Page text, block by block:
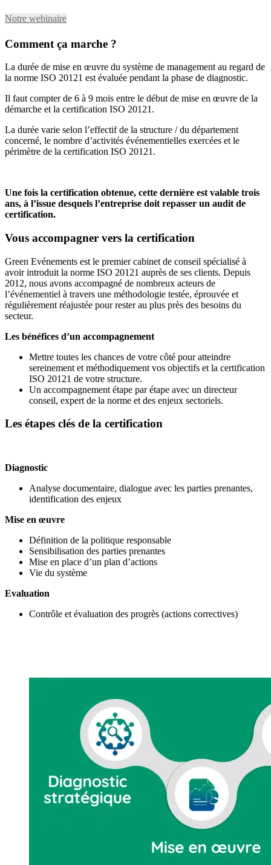
Notre webinaire
Comment ça marche ?
La durée de mise en œuvre du système de management au regard de
la norme ISO 20121 est évaluée pendant la phase de diagnostic.
Il faut compter de 6 à 9 mois entre le début de mise en œuvre de la
démarche et la certification ISO 20121.
La durée varie selon l’effectif de la structure / du département
concerné, le nombre d’activités événementielles exercées et le
périmètre de la certification ISO 20121.
Une fois la certification obtenue, cette dernière est valable trois
ans, à l’issue desquels l’entreprise doit repasser un audit de
certification.
Vous accompagner vers la certification
Green Evénements est le premier cabinet de conseil spécialisé à
avoir introduit la norme ISO 20121 auprès de ses clients. Depuis
2012, nous avons accompagné de nombreux acteurs de
l’événementiel à travers une méthodologie testée, éprouvée et
régulièrement réajustée pour rester au plus près des besoins du
secteur.
Les bénéfices d’un accompagnement
Mettre toutes les chances de votre côté pour atteindre
sereinement et méthodiquement vos objectifs et la certification
ISO 20121 de votre structure.
Un accompagnement étape par étape avec un directeur
conseil, expert de la norme et des enjeux sectoriels.
Les étapes clés de la certification
Diagnostic
Analyse documentaire, dialogue avec les parties prenantes,
identification des enjeux
Mise en œuvre
Définition de la politique responsable
Sensibilisation des parties prenantes
Mise en place d’un plan d’actions
Vie du système
Evaluation
Contrôle et évaluation des progrès (actions correctives)